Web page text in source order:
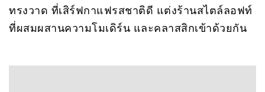
ทรงวาด ที่เสิร์ฟกาแฟรสชาติดี แต่งร้านสไตล์ลอฟท์
ที่ผสมผสานความโมเดิร์น และคลาสสิกเข้าด้วยกัน